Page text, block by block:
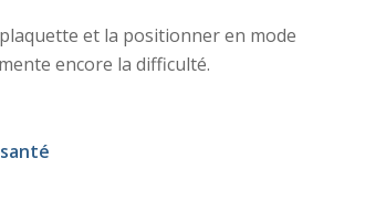
et la positionner en mode
encore la difficulté.